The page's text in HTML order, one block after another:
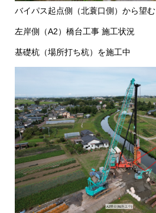
バイパス起点側（北蓑口側）から望む
左岸側（A2）橋台工事 施工状況
基礎杭（場所打ち杭）を施工中